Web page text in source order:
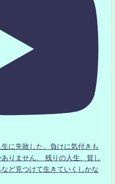
に失敗した。負けに気付きも
りません、 残りの人生、貧し
ど見つけて生きていくしかな